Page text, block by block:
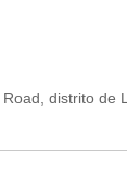
distrito